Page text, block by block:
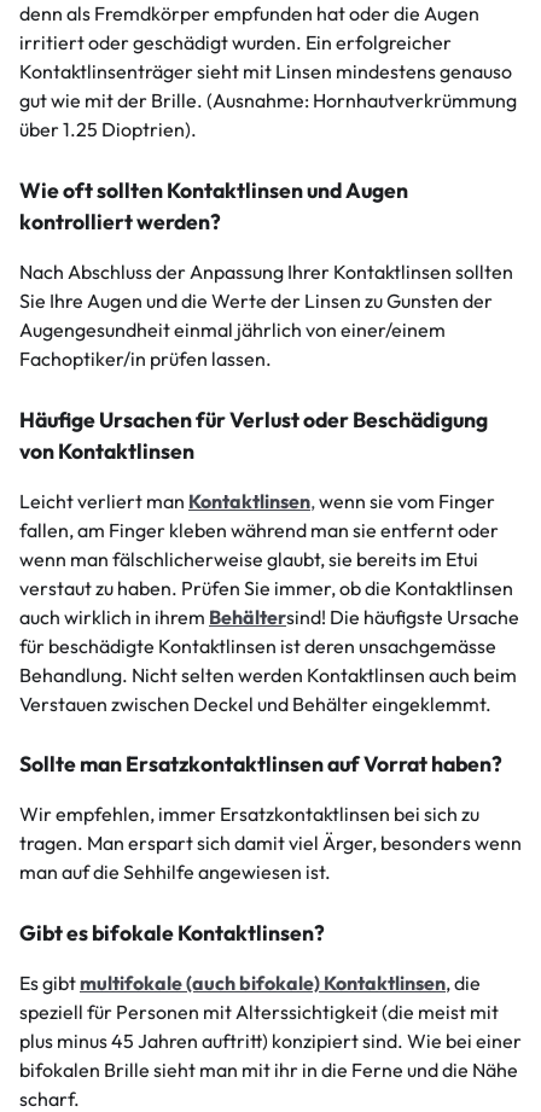
denn als Fremdkörper empfunden hat oder die Augen
irritiert oder geschädigt wurden. Ein erfolgreicher
Kontaktlinsenträger sieht mit Linsen mindestens genauso
gut wie mit der Brille. (Ausnahme: Hornhautverkrümmung
über 1.25 Dioptrien).
Wie oft sollten Kontaktlinsen und Augen
kontrolliert werden?
Nach Abschluss der Anpassung Ihrer Kontaktlinsen sollten
Sie Ihre Augen und die Werte der Linsen zu Gunsten der
Augengesundheit einmal jährlich von einer/einem
Fachoptiker/in prüfen lassen.
Häufige Ursachen für Verlust oder Beschädigung
von Kontaktlinsen
Leicht verliert man Kontaktlinsen,wenn sie vom Finger
fallen, am Finger kleben während man sie entfernt oder
wenn man fälschlicherweise glaubt, sie bereits im Etui
verstaut zu haben. Prüfen Sie immer, ob die Kontaktlinsen
auch wirklich in ihrem Behältersind! Die häufigste Ursache
für beschädigte Kontaktlinsen ist deren unsachgemässe
Behandlung. Nicht selten werden Kontaktlinsen auch beim
Verstauen zwischen Deckel und Behälter eingeklemmt.
Sollte man Ersatzkontaktlinsen auf Vorrat haben?
Wir empfehlen, immer Ersatzkontaktlinsen bei sich zu
tragen. Man erspart sich damit viel Ärger, besonders wenn
man auf die Sehhilfe angewiesen ist.
Gibt es bifokale Kontaktlinsen?
Es gibtmultifokale (auch bifokale) Kontaktlinsen, die
speziell für Personen mit Alterssichtigkeit (die meist mit
plus minus 45 Jahren auftritt) konzipiert sind. Wie bei einer
bifokalen Brille sieht man mit ihr in die Ferne und die Nähe
scharf.